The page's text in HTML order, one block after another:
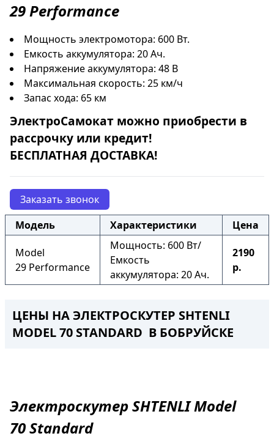
29Performance
Мощность электромотора: 600 Вт.
Емкость аккумулятора: 20 Ач.
Напряжение аккумулятора: 48 В
Максимальная скорость: 25 км/ч
Запас хода: 65 км
ЭлектроСамокат можно приобрести в
рассрочку или кредит!
БЕСПЛАТНАЯ ДОСТАВКА!
Заказать звонок
Модель
Характеристики Цена
Model
29 Performance
Мощность: 600 Вт/
Емкость
аккумулятора: 20 Ач.
2190
р.
ЦЕНЫ НА ЭЛЕКТРОСКУТЕР SHTENLI
MODEL 70 STANDARD В БОБРУЙСКЕ
ЭлектроскутерSHTENLI Model
70Standard